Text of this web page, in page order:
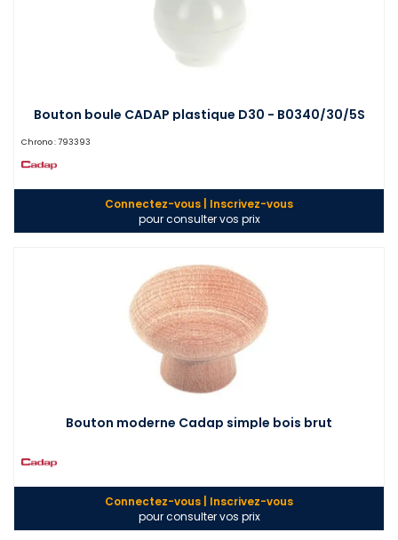
Bouton boule CADAP plastique D30 - B0340/30/5S
Chrono : 793393
Connectez-vous | Inscrivez-vous
pour consulter vos prix
Bouton moderne Cadap simple bois brut
Connectez-vous | Inscrivez-vous
pour consulter vos prix